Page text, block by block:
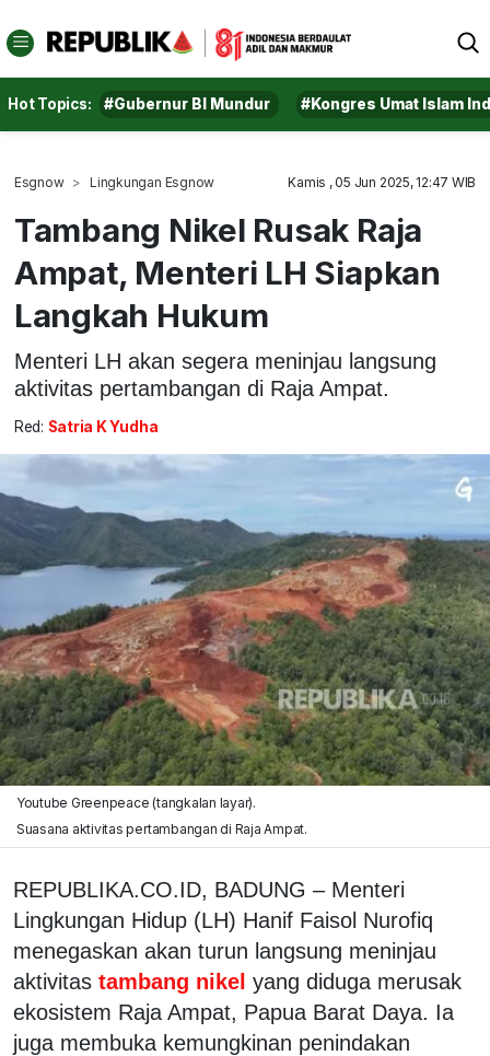
Hot Topics: #Gubernur BI Mundur #Kongres Umat Islam
Esgnow Lingkungan Esgnow Kamis , 05 Jun 2025, 12:47 WIB
Tambang Nikel Rusak Raja
Ampat, Menteri LH Siapkan
Langkah Hukum
Menteri LH akan segera meninjau langsung
aktivitas pertambangan di Raja Ampat.
Red: Satria K Yudha
Youtube Greenpeace (tangkalan layar).
Suasana aktivitas pertambangan di Raja Ampat.
REPUBLIKA.CO.ID, BADUNG – Menteri
Lingkungan Hidup (LH) Hanif Faisol Nurofiq
menegaskan akan turun langsung meninjau
aktivitas tambang nikel yang diduga merusak
ekosistem Raja Ampat, Papua Barat Daya. Ia
juga membuka kemungkinan penindakan